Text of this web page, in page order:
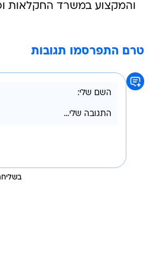
והמקצוע במשרד החקלאות
טרם התפרסמו תגובות